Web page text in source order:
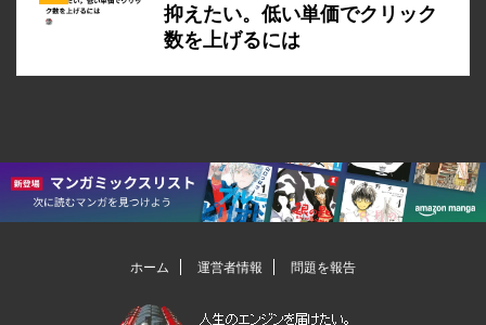
抑えたい。低い単価でクリック
数を上げるには
ホーム 運営者情報 問題を報告